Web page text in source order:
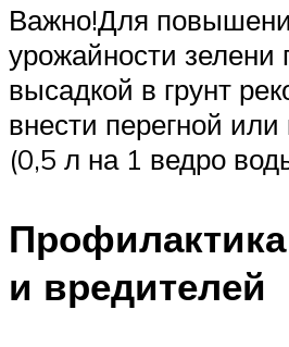
Важно!Для
урожайности зелени
высадкой в грунт
внести перегной
(0,5 л на 1 ведро
и вредителей